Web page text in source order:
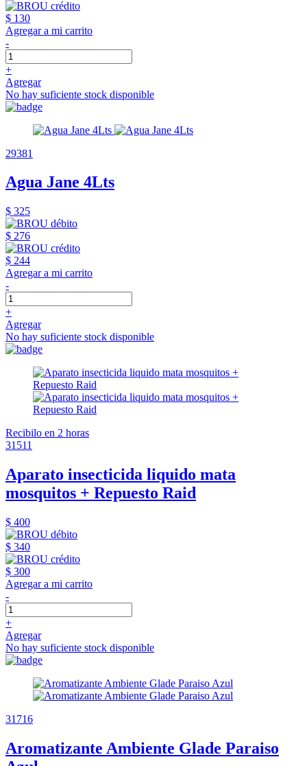
$ 130
Agregar a mi carrito
-
+
Agregar
No hay suficiente stock disponible
29381
Agua Jane 4Lts
$ 325
$ 276
$ 244
Agregar a mi carrito
-
+
Agregar
No hay suficiente stock disponible
Recibilo en 2 horas
31511
Aparato insecticida liquido mata
mosquitos + Repuesto Raid
$ 400
$ 340
$ 300
Agregar a mi carrito
-
+
Agregar
No hay suficiente stock disponible
31716
Aromatizante Ambiente Glade Paraiso